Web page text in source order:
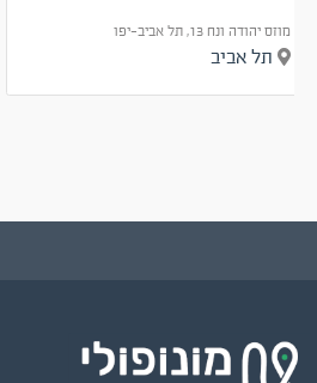
מוזס יהודה ונח 13, תל אביב-יפו
תל אביב